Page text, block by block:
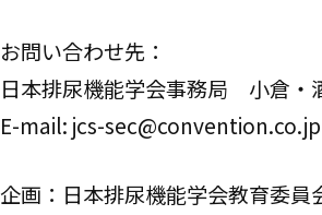
お問い合わせ先：
日本排尿機能学会事務局 小倉・
E-mail: jcs-sec@convention.co.jp
企画：日本排尿機能学会教育委員